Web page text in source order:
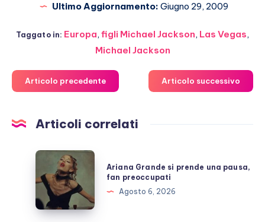
Ultimo Aggiornamento: Giugno 29, 2009
Taggato in: Europa,figli Michael Jackson, Las Vegas,
Michael Jackson
Articolo precedente Articolo successivo
Articoli correlati
Ariana
Grande
si
prende
una
Ariana Grande si prende una pausa,
fan preoccupati
Agosto 6, 2026